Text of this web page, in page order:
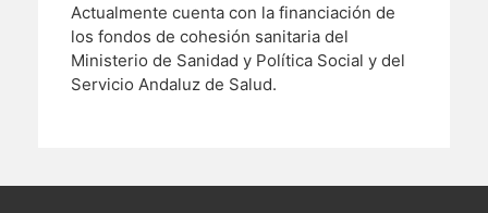
Actualmente cuenta con la financiación de
los fondos de cohesión sanitaria del
Ministerio de Sanidad y Política Social y del
Servicio Andaluz de Salud.